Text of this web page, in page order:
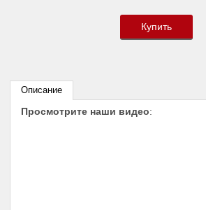
Купить
Описание
Просмотрите наши видео: